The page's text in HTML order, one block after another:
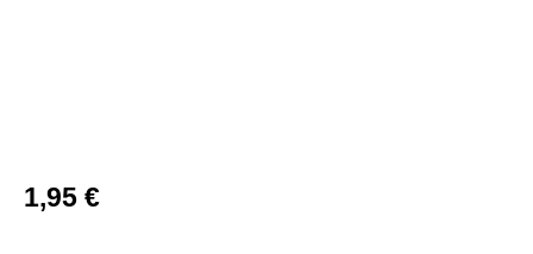
Regulärer Preis:
1,95 €